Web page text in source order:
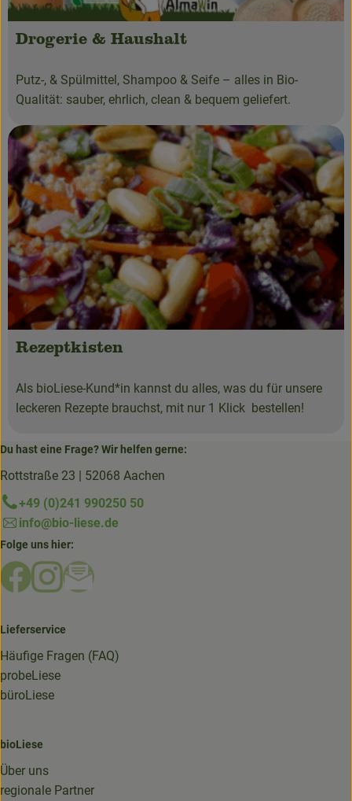
Drogerie & Haushalt
Putz-, & Spülmittel, Shampoo & Seife – alles in Bio-
Qualität: sauber, ehrlich, clean & bequem geliefert.
Rezeptkisten
Als bioLiese-Kund*in kannst du alles, was du für unsere
leckeren Rezepte brauchst, mit nur 1 Klick bestellen!
Du hast eine Frage? Wir helfen gerne:
Rottstraße 23 | 52068 Aachen
+49 (0)241 990250 50
info@bio-liese.de
Folge uns hier:
Externer Link zu https://www.facebook.com/
Externer Link zu https://www.instagram.com/
Externer Link zu https://mailchi.mp/
Lieferservice
Häufige Fragen (FAQ)
probeLiese
büroLiese
bioLiese
Über uns
regionale Partner